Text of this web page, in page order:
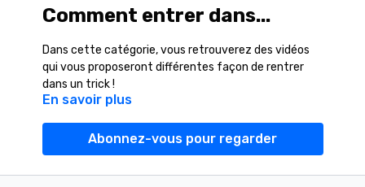
Comment entrer dans...
Dans cette catégorie, vous retrouverez des vidéos
qui vous proposeront différentes façon de rentrer
dans un trick !
En savoir plus
Abonnez-vous pour regarder